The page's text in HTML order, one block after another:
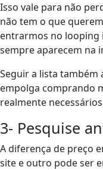
Isso vale para não
não tem o que
entrarmos no looping
sempre aparecem na
Seguir a lista também
empolga comprando
realmente
3- Pesquise
A diferença de preço
site e outro pode ser